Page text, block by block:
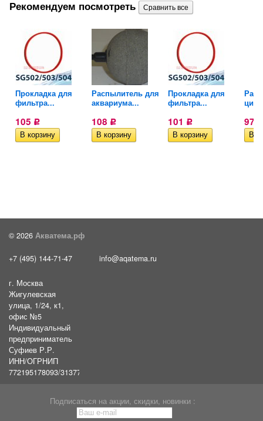
Рекомендуем посмотреть
Прокладка для
фильтра...
105 Р
Распылитель для
аквариума...
108 Р
Прокладка для
фильтра...
101 Р
© 2026 Акватема.рф
+7 (495) 144-71-47 info@aqatema.ru
г. Москва
Жигулевская
улица, 1/24, к1,
офис №5
Индивидуальный
предприниматель
Суфиев Р.Р.
ИНН/ОГРНИП
772195178093/31377461610054
Подписаться на акции, скидки, новинки :